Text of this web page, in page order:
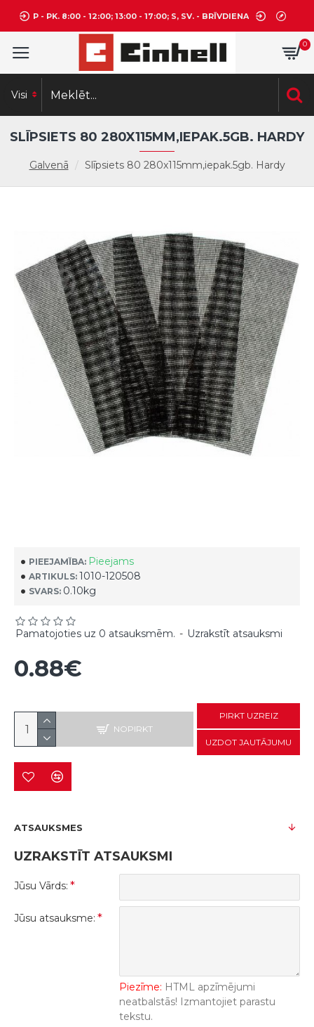
P - PK. 8:00 - 12:00; 13:00 - 17:00; S, SV. - BRĪVDIENA
0
Visi
Galvenā Slīpsiets 80 280x115mm,iepak.5gb. Hardy
SLĪPSIETS 80 280X115MM,IEPAK.5GB. HARDY
PIEEJAMĪBA: Pieejams
ARTIKULS: 1010-120508
SVARS: 0.10kg
Pamatojoties uz 0 atsauksmēm. - Uzrakstīt atsauksmi
0.88€
NOPIRKT
PIRKT UZREIZ
UZDOT JAUTĀJUMU
ATSAUKSMES
UZRAKSTĪT ATSAUKSMI
Jūsu Vārds:
Jūsu atsauksme:
Piezīme: HTML apzīmējumi
neatbalstās! Izmantojiet parastu
tekstu.